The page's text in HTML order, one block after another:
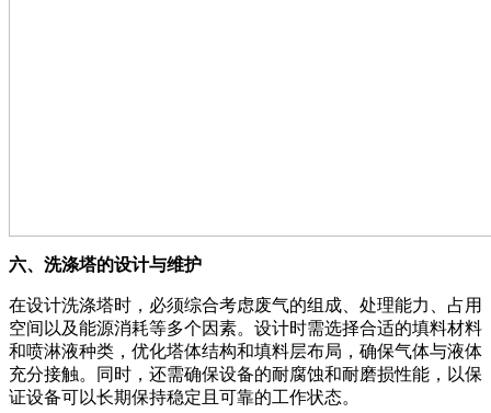
六、洗涤塔的设计与维护
在设计洗涤塔时，必须综合考虑废气的组成、处理能力、占用
空间以及能源消耗等多个因素。设计时需选择合适的填料材料
和喷淋液种类，优化塔体结构和填料层布局，确保气体与液体
充分接触。同时，还需确保设备的耐腐蚀和耐磨损性能，以保
证设备可以长期保持稳定且可靠的工作状态。